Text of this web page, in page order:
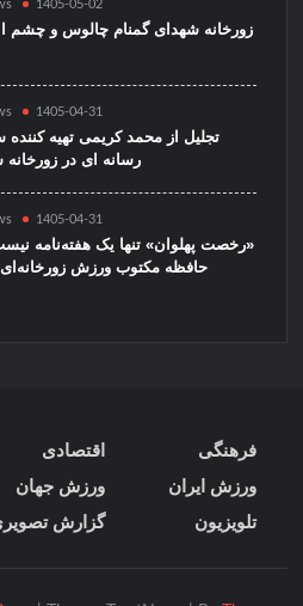
1405-05-02
زورخانه شهدای گمنام چالوس و چشم
1405-04-31
تجلیل از محمد کریمی تهیه کننده
رسانه ای در
1405-04-31
«رخصت پهلوان» تنها یک هفته‌نامه
حافظه مکتوب ورزش
فرهنگی اقتصادی
ورزش ایران
ورزش جهان
تلویزیون
گزارش